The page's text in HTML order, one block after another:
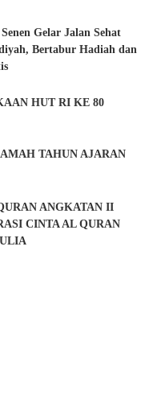
Gelar Jalan Sehat
Bertabur Hadiah dan
HUT RI KE 80
TAHUN AJARAN
ANGKATAN II
CINTA AL QURAN